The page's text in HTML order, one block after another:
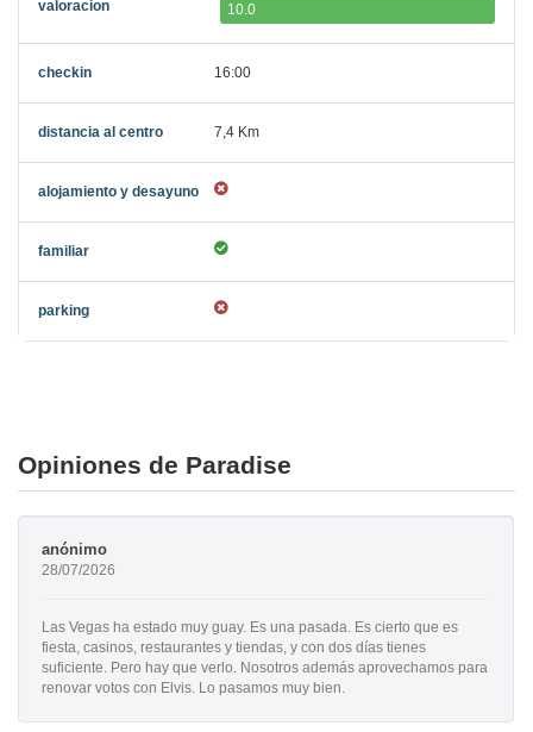
10.0
16:00
7,4 Km
Opiniones de Paradise
anónimo
28/07/2026
Las Vegas ha estado muy guay. Es una pasada. Es cierto que es
fiesta, casinos, restaurantes y tiendas, y con dos días tienes
suficiente. Pero hay que verlo. Nosotros además aprovechamos para
renovar votos con Elvis. Lo pasamos muy bien.